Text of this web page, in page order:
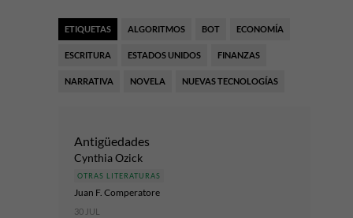
ETIQUETAS ALGORITMOS BOT ECONOMÍA
ESCRITURA ESTADOS UNIDOS FINANZAS
NARRATIVA NOVELA NUEVAS TECNOLOGÍAS
Antigüedades
Cynthia Ozick
OTRAS LITERATURAS
Juan F. Comperatore
30 JUL